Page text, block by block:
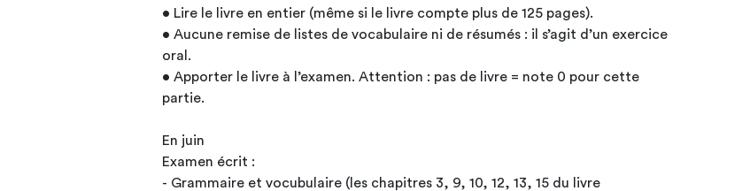
• Lire le livre en entier (même si le livre compte plus de 125 pages).
• Aucune remise de listes de vocabulaire ni de résumés : il s’agit d’un exercice
oral.
• Apporter le livre à l’examen. Attention : pas de livre = note 0 pour cette
partie.
En juin
Examen écrit :
- Grammaire et vocubulaire (les chapitres 3, 9, 10, 12, 13, 15 du livre